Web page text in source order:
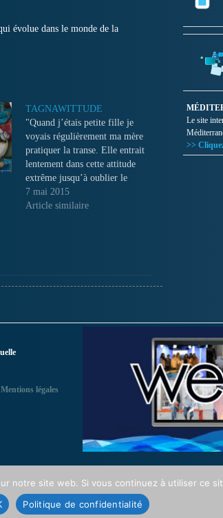
évolue dans le monde de la
TAGNAWITTUDE
"Quand j’étais petite fille je
voyais régulièrement ma mère
pratiquer la transe. Elle entrait
lentement dans cette attitude
extrême jusqu’à oublier le
monde extérieur et ses limites.
Des années passèrent. Un jour,
7 mai 2015
Article similaire
Le site
>>
Mentions légales
notre site web. Si vous continuez à utiliser ce
Politique de confidentialité